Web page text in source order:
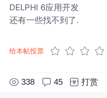
DELPHI 6应用开发
还有一些找不到了.
给本帖投票
338 45 打赏